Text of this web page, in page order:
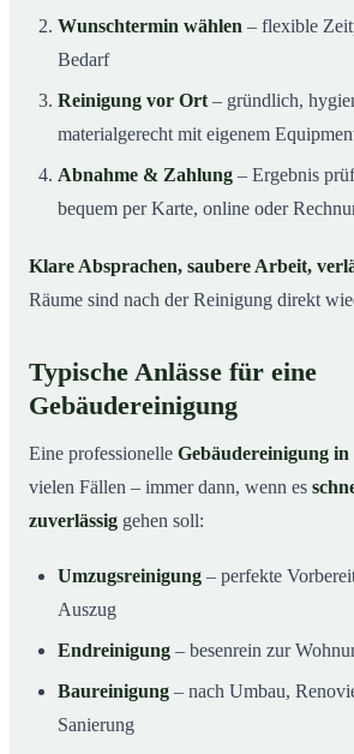
Wunschtermin wählen – flexible
Bedarf
Reinigung vor Ort – gründlich,
materialgerecht mit eigenem
Abnahme & Zahlung – Ergebnis
bequem per Karte, online oder
Klare Absprachen, saubere Arbeit,
Räume sind nach der Reinigung direkt
Typische Anlässe für eine
Gebäudereinigung
Eine professionelle Gebäudereinigung in
vielen Fällen – immer dann, wenn es
zuverlässig gehen soll:
Umzugsreinigung – perfekte
Auszug
Endreinigung – besenrein zur
Baureinigung – nach Umbau,
Sanierung